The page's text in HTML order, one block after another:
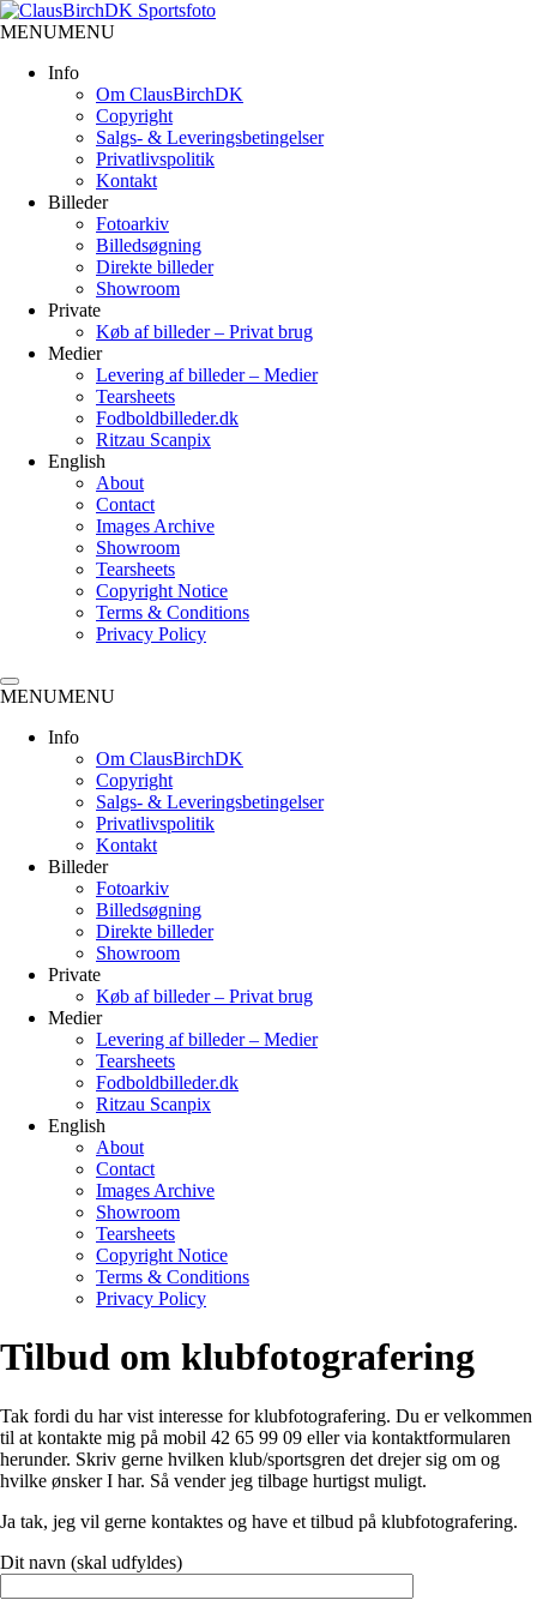
Videre
til
MENUMENU
Info
Om ClausBirchDK
Copyright
Salgs- & Leveringsbetingelser
Privatlivspolitik
Kontakt
Billeder
Fotoarkiv
Billedsøgning
Direkte billeder
Showroom
Private
Køb af billeder – Privat brug
Medier
Levering af billeder – Medier
Tearsheets
Fodboldbilleder.dk
Ritzau Scanpix
English
About
Contact
Images Archive
Showroom
Tearsheets
Copyright Notice
Terms & Conditions
Privacy Policy
MENUMENU
Info
Om ClausBirchDK
Copyright
Salgs- & Leveringsbetingelser
Privatlivspolitik
Kontakt
Billeder
Fotoarkiv
Billedsøgning
Direkte billeder
Showroom
Private
Køb af billeder – Privat brug
Medier
Levering af billeder – Medier
Tearsheets
Fodboldbilleder.dk
Ritzau Scanpix
English
About
Contact
Images Archive
Showroom
Tearsheets
Copyright Notice
Terms & Conditions
Privacy Policy
Tilbud om klubfotografering
Tak fordi du har vist interesse for klubfotografering. Du er velkommen
til at kontakte mig på mobil 42 65 99 09 eller via kontaktformularen
herunder. Skriv gerne hvilken klub/sportsgren det drejer sig om og
hvilke ønsker I har. Så vender jeg tilbage hurtigst muligt.
Ja tak, jeg vil gerne kontaktes og have et tilbud på klubfotografering.
Dit navn (skal udfyldes)